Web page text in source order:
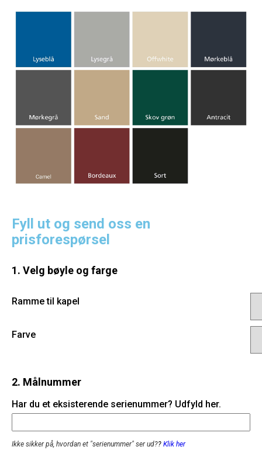
Fyll ut og send oss en
prisforespørsel
1. Velg bøyle og farge
Ramme til kapel
Farve
2. Målnummer
Har du et eksisterende serienummer? Udfyld her.
Ikke sikker på, hvordan et "serienummer" ser ud?? Klik her